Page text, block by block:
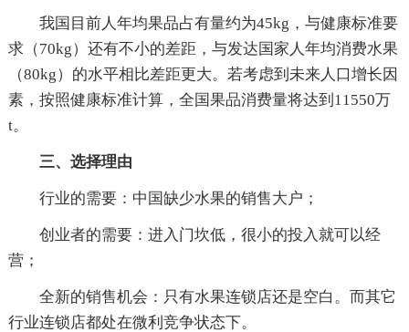
我国目前人年均果品占有量约为45kg，与健康标准要
求（70kg）还有不小的差距，与发达国家人年均消费水果
（80kg）的水平相比差距更大。若考虑到未来人口增长因
素，按照健康标准计算，全国果品消费量将达到11550万
t。
三、选择理由
行业的需要：中国缺少水果的销售大户；
创业者的需要：进入门坎低，很小的投入就可以经
营；
全新的销售机会：只有水果连锁店还是空白。而其它
行业连锁店都处在微利竞争状态下。